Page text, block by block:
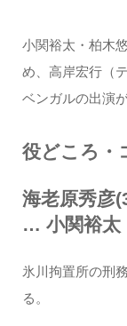
小関裕太・柏木
め、高岸宏行（
ベンガルの出演
役どころ・
海老原秀彦
… 小関裕太
氷川拘置所の刑
る。